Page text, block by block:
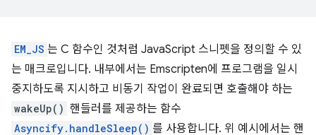
EM_JS 는 C 함수인 것처럼 JavaScript 스니펫을 정의할 수 있
는 매크로입니다. 내부에서는 Emscripten에 프로그램을 일시
중지하도록 지시하고 비동기 작업이 완료되면 호출해야 하는
wakeUp() 핸들러를 제공하는 함수
Asyncify.handleSleep() 를 사용합니다. 위 예시에서는 핸